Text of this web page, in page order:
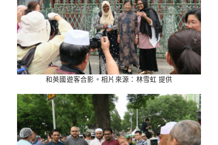
和英國遊客合影。相片來源：林雪虹 提供